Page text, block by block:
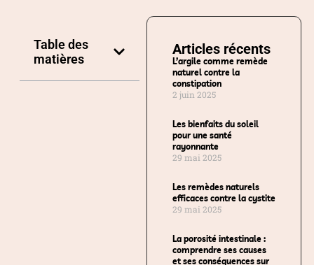
Table des
matières
Articles récents
L’argile comme remède
naturel contre la
constipation
2 juin 2025
Les bienfaits du soleil
pour une santé
rayonnante
29 mai 2025
Les remèdes naturels
efficaces contre la cystite
29 mai 2025
La porosité intestinale :
comprendre ses causes
et ses conséquences sur